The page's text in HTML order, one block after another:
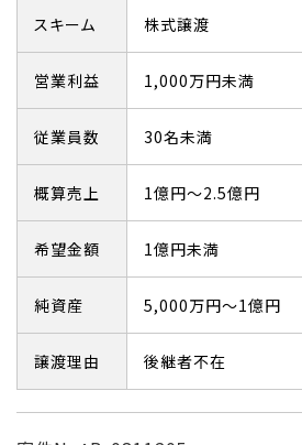
スキーム 株式譲渡
営業利益 1,000万円未満
従業員数 30名未満
概算売上 1億円～2.5億円
希望金額 1億円未満
純資産 5,000万円～1億円
譲渡理由 後継者不在